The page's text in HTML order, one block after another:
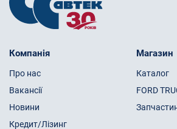
Компанія
Про нас
Вакансії
Новини
Кредит/Лізинг
Магазин
Каталог
FORD